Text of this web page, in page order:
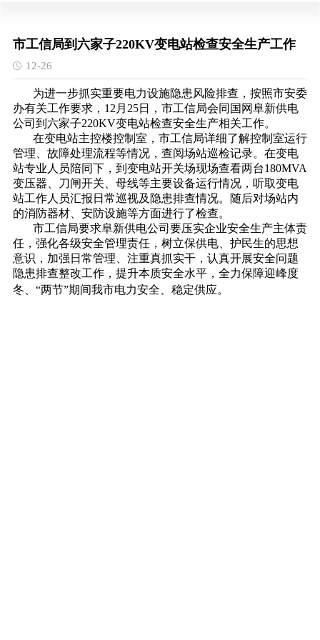
市工信局到六家子220KV变电站检查安全生产工作
12-26
为进一步抓实重要电力设施隐患风险排查，按照市安委
办有关工作要求，12月25日，市工信局会同国网阜新供电
公司到六家子220KV变电站检查安全生产相关工作。
在变电站主控楼控制室，市工信局详细了解控制室运行
管理、故障处理流程等情况，查阅场站巡检记录。在变电
站专业人员陪同下，到变电站开关场现场查看两台180MVA
变压器、刀闸开关、母线等主要设备运行情况，听取变电
站工作人员汇报日常巡视及隐患排查情况。随后对场站内
的消防器材、安防设施等方面进行了检查。
市工信局要求阜新供电公司要压实企业安全生产主体责
任，强化各级安全管理责任，树立保供电、护民生的思想
意识，加强日常管理、注重真抓实干，认真开展安全问题
隐患排查整改工作，提升本质安全水平，全力保障迎峰度
冬、“两节”期间我市电力安全、稳定供应。